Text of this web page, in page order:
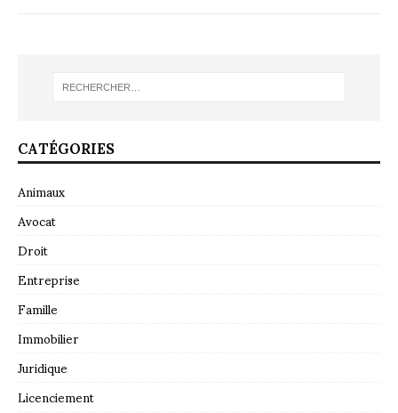
CATÉGORIES
Animaux
Avocat
Droit
Entreprise
Famille
Immobilier
Juridique
Licenciement